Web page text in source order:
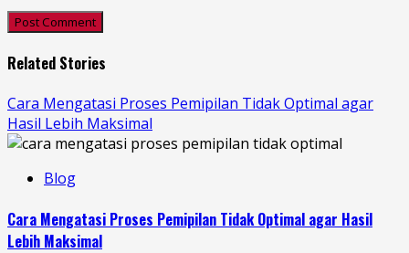
Related Stories
Cara Mengatasi Proses Pemipilan Tidak Optimal agar
Hasil Lebih Maksimal
Blog
Cara Mengatasi Proses Pemipilan Tidak Optimal agar Hasil
Lebih Maksimal